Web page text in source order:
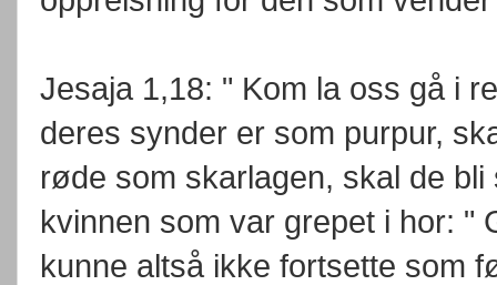
Jesaja 1,18: " Kom la oss gå i
deres synder er som purpur,
røde som skarlagen, skal de
kvinnen som var grepet i hor: "
kunne altså ikke fortsette som